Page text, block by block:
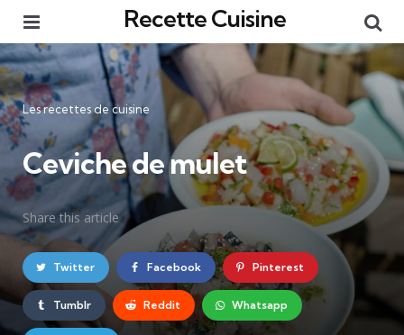
Recette Cuisine
Catégories
Les recettes de cuisine
Ceviche de mulet
Share this article
Twitter Facebook Pinterest
Tumblr Reddit Whatsapp